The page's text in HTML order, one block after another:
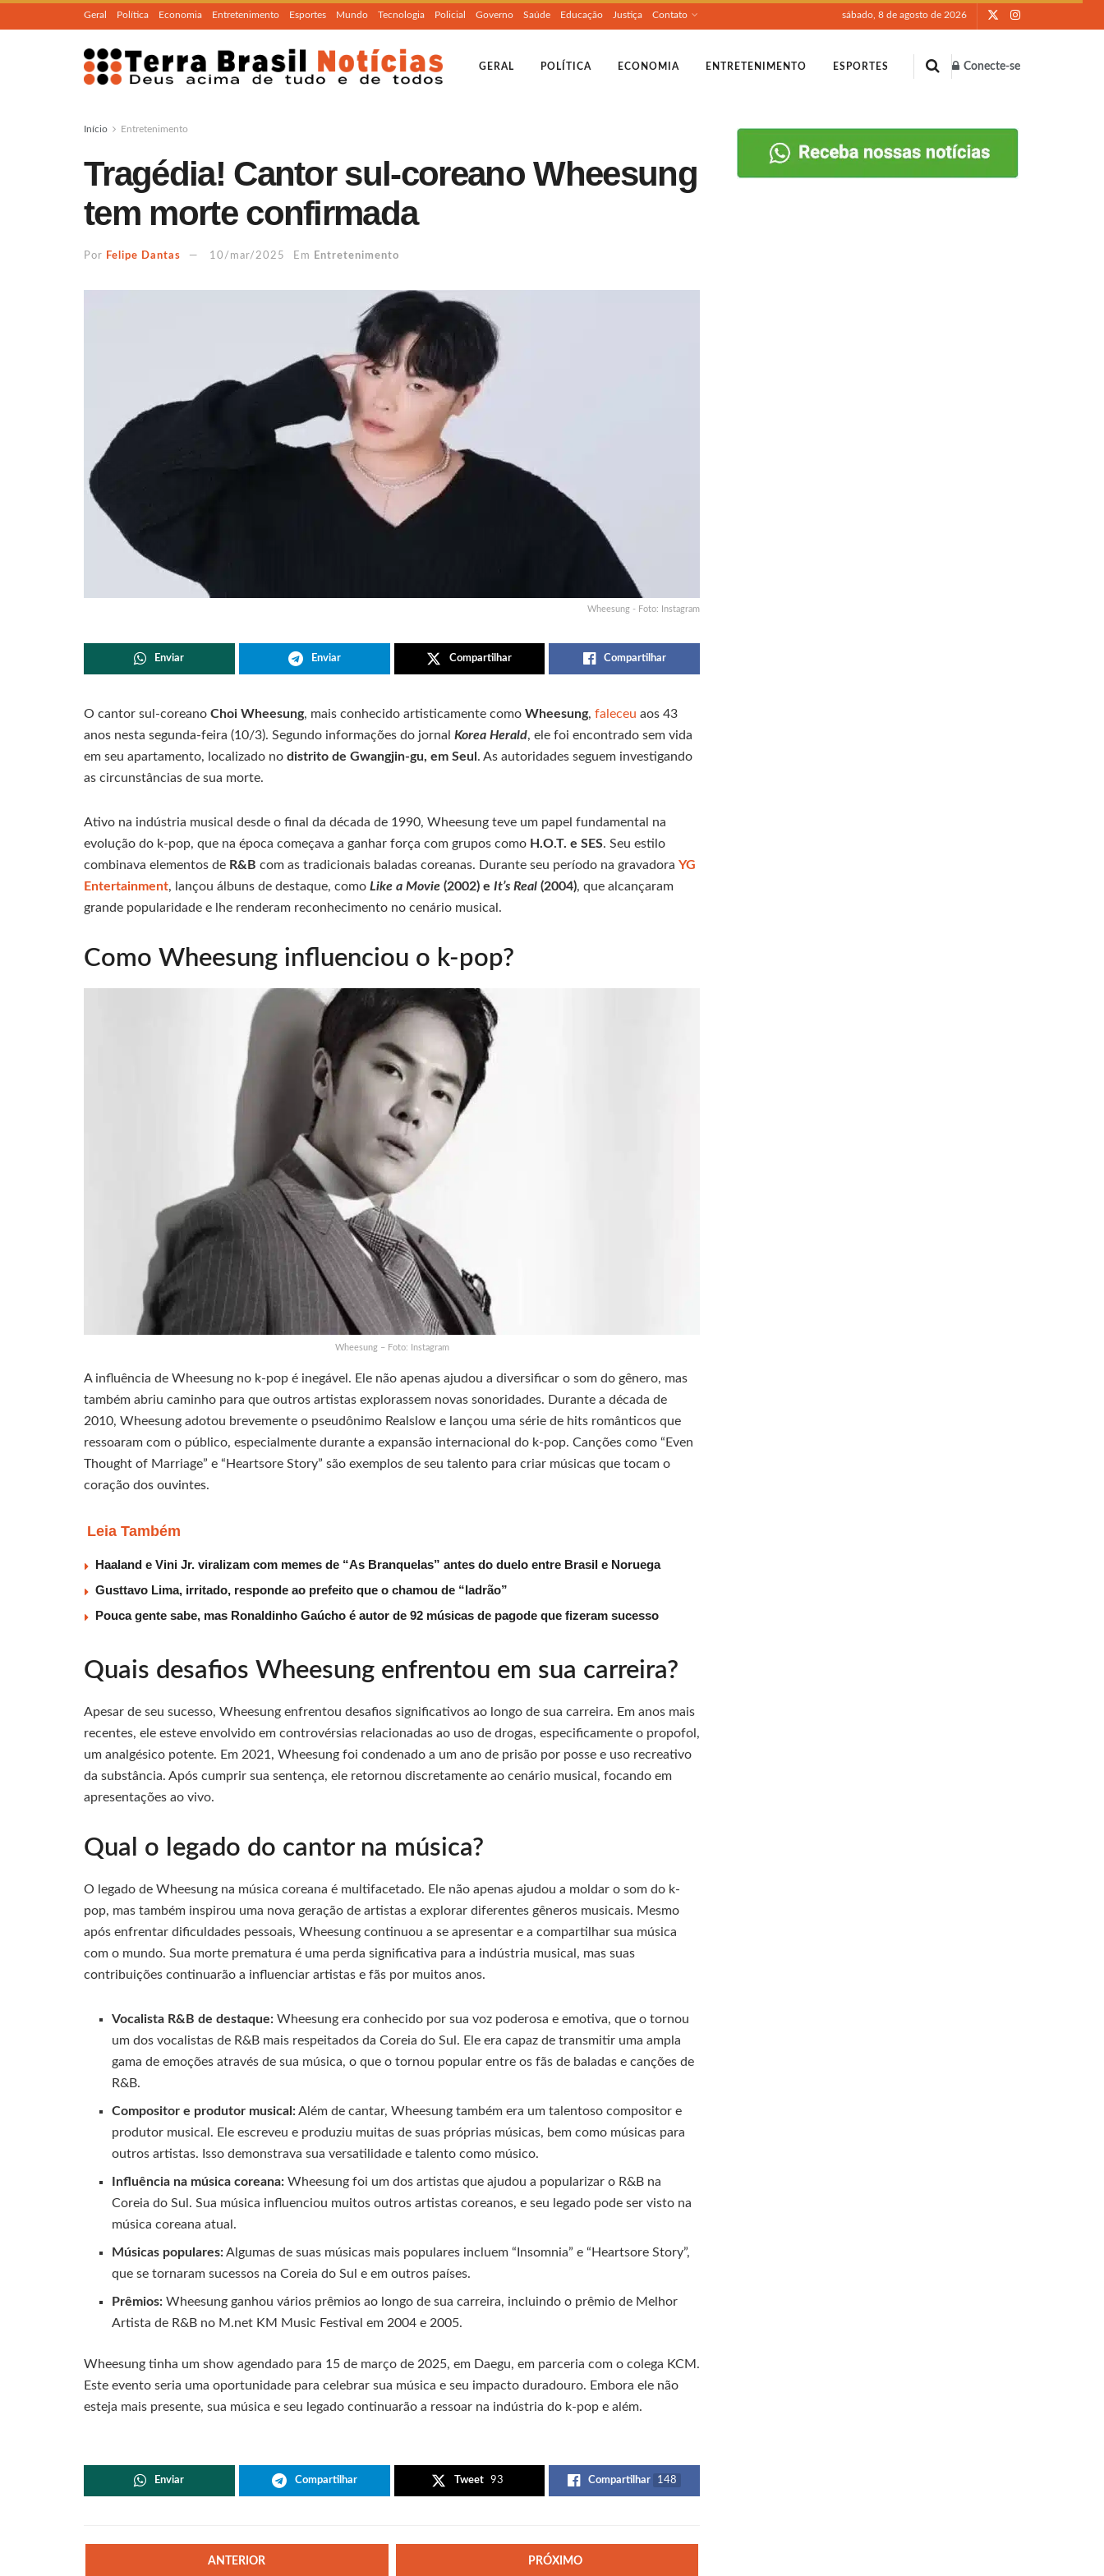
Geral Política Economia Entretenimento Esportes Mundo Tecnologia Policial Governo Saúde Educação Justiça Contato sábado, 8 de agosto de 2026
GERAL POLÍTICA ECONOMIA ENTRETENIMENTO ESPORTES Conecte-se
Início Entretenimento
Tragédia! Cantor sul-coreano Wheesung
tem morte confirmada
Por Felipe Dantas 10/mar/2025 Em Entretenimento
Wheesung - Foto: Instagram
Enviar Enviar Compartilhar Compartilhar
O cantor sul-coreano Choi Wheesung, mais conhecido artisticamente como Wheesung, faleceu aos 43
anos nesta segunda-feira (10/3). Segundo informações do jornal Korea Herald, ele foi encontrado sem vida
em seu apartamento, localizado no distrito de Gwangjin-gu, em Seul . As autoridades seguem investigando
as circunstâncias de sua morte.
Ativo na indústria musical desde o final da década de 1990, Wheesung teve um papel fundamental na
evolução do k-pop, que na época começava a ganhar força com grupos como H.O.T. e SES. Seu estilo
combinava elementos de R&B com as tradicionais baladas coreanas. Durante seu período na gravadora YG
Entertainment, lançou álbuns de destaque, como Like a Movie (2002) e It’s Real (2004), que alcançaram
grande popularidade e lhe renderam reconhecimento no cenário musical.
Como Wheesung influenciou o k-pop?
Wheesung – Foto: Instagram
A influência de Wheesung no k-pop é inegável. Ele não apenas ajudou a diversificar o som do gênero, mas
também abriu caminho para que outros artistas explorassem novas sonoridades. Durante a década de
2010, Wheesung adotou brevemente o pseudônimo Realslow e lançou uma série de hits românticos que
ressoaram com o público, especialmente durante a expansão internacional do k-pop. Canções como “Even
Thought of Marriage” e “Heartsore Story” são exemplos de seu talento para criar músicas que tocam o
coração dos ouvintes.
Leia Também
Haaland e Vini Jr. viralizam com memes de “As Branquelas” antes do duelo entre Brasil e Noruega
Gusttavo Lima, irritado, responde ao prefeito que o chamou de “ladrão”
Pouca gente sabe, mas Ronaldinho Gaúcho é autor de 92 músicas de pagode que fizeram sucesso
Quais desafios Wheesung enfrentou em sua carreira?
Apesar de seu sucesso, Wheesung enfrentou desafios significativos ao longo de sua carreira. Em anos mais
recentes, ele esteve envolvido em controvérsias relacionadas ao uso de drogas, especificamente o propofol,
um analgésico potente. Em 2021, Wheesung foi condenado a um ano de prisão por posse e uso recreativo
da substância. Após cumprir sua sentença, ele retornou discretamente ao cenário musical, focando em
apresentações ao vivo.
Qual o legado do cantor na música?
O legado de Wheesung na música coreana é multifacetado. Ele não apenas ajudou a moldar o som do k-
pop, mas também inspirou uma nova geração de artistas a explorar diferentes gêneros musicais. Mesmo
após enfrentar dificuldades pessoais, Wheesung continuou a se apresentar e a compartilhar sua música
com o mundo. Sua morte prematura é uma perda significativa para a indústria musical, mas suas
contribuições continuarão a influenciar artistas e fãs por muitos anos.
Vocalista R&B de destaque: Wheesung era conhecido por sua voz poderosa e emotiva, que o tornou
um dos vocalistas de R&B mais respeitados da Coreia do Sul. Ele era capaz de transmitir uma ampla
gama de emoções através de sua música, o que o tornou popular entre os fãs de baladas e canções de
R&B.
Compositor e produtor musical:Além de cantar, Wheesung também era um talentoso compositor e
produtor musical. Ele escreveu e produziu muitas de suas próprias músicas, bem como músicas para
outros artistas. Isso demonstrava sua versatilidade e talento como músico.
Influência na música coreana: Wheesung foi um dos artistas que ajudou a popularizar o R&B na
Coreia do Sul. Sua música influenciou muitos outros artistas coreanos, e seu legado pode ser visto na
música coreana atual.
Músicas populares:Algumas de suas músicas mais populares incluem “Insomnia” e “Heartsore Story”,
que se tornaram sucessos na Coreia do Sul e em outros países.
Prêmios: Wheesung ganhou vários prêmios ao longo de sua carreira, incluindo o prêmio de Melhor
Artista de R&B no M.net KM Music Festival em 2004 e 2005.
Wheesung tinha um show agendado para 15 de março de 2025, em Daegu, em parceria com o colega KCM.
Este evento seria uma oportunidade para celebrar sua música e seu impacto duradouro. Embora ele não
esteja mais presente, sua música e seu legado continuarão a ressoar na indústria do k-pop e além.
Enviar Compartilhar Tweet 93 Compartilhar 148
ANTERIOR PRÓXIMO